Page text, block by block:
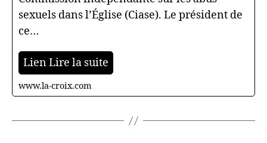
sexuels dans l’Église (Ciase). Le président de
ce…
Lien Lire la suite
www.la-croix.com